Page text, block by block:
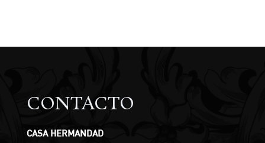
CONTACTO
CASA HERMANDAD